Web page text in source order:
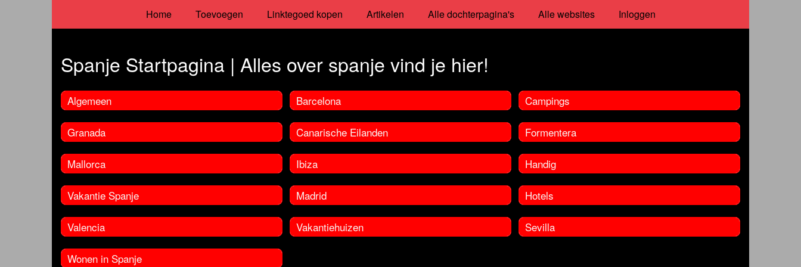
Home Toevoegen Linktegoed kopen Artikelen Alle dochterpagina's Alle websites Inloggen
Spanje Startpagina | Alles over spanje vind je hier!
Algemeen
Granada
Mallorca
Vakantie Spanje
Valencia
Wonen in Spanje
Barcelona
Canarische Eilanden
Ibiza
Madrid
Vakantiehuizen
Campings
Formentera
Handig
Hotels
Sevilla